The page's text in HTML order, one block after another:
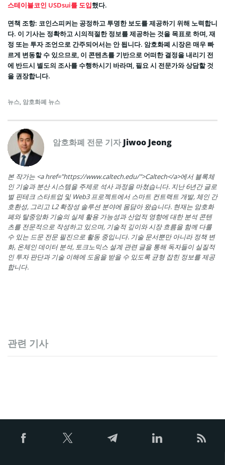
스테이블코인 USDsui를 도입했다.
면책 조항: 코인스피커는 공정하고 투명한 보도를 제공하기 위해 노력합니
다. 이 기사는 정확하고 시의적절한 정보를 제공하는 것을 목표로 하며, 재
정 또는 투자 조언으로 간주되어서는 안 됩니다. 암호화폐 시장은 매우 빠
르게 변동할 수 있으므로, 이 콘텐츠를 기반으로 어떠한 결정을 내리기 전
에 반드시 별도의 조사를 수행하시기 바라며, 필요 시 전문가와 상담할 것
을 권장합니다.
뉴스, 암호화폐 뉴스
암호화폐 전문 기자Jiwoo Jeong
본 작가는 <a href="https://www.caltech.edu/">Caltech</a>에서 블록체
인 기술과 분산 시스템을 주제로 석사 과정을 마쳤습니다. 지난 6년간 글로
벌 핀테크 스타트업 및 Web3 프로젝트에서 스마트 컨트랙트 개발, 체인 간
호환성, 그리고 L2 확장성 솔루션 분야에 몸담아 왔습니다. 현재는 암호화
폐와 탈중앙화 기술의 실제 활용 가능성과 산업적 영향에 대한 분석 콘텐
츠를 전문적으로 작성하고 있으며, 기술적 깊이와 시장 흐름을 함께 다룰
수 있는 드문 전문 필진으로 활동 중입니다. 기술 문서뿐만 아니라 정책 변
화, 온체인 데이터 분석, 토크노믹스 설계 관련 글을 통해 독자들이 실질적
인 투자 판단과 기술 이해에 도움을 받을 수 있도록 균형 잡힌 정보를 제공
합니다.
관련 기사